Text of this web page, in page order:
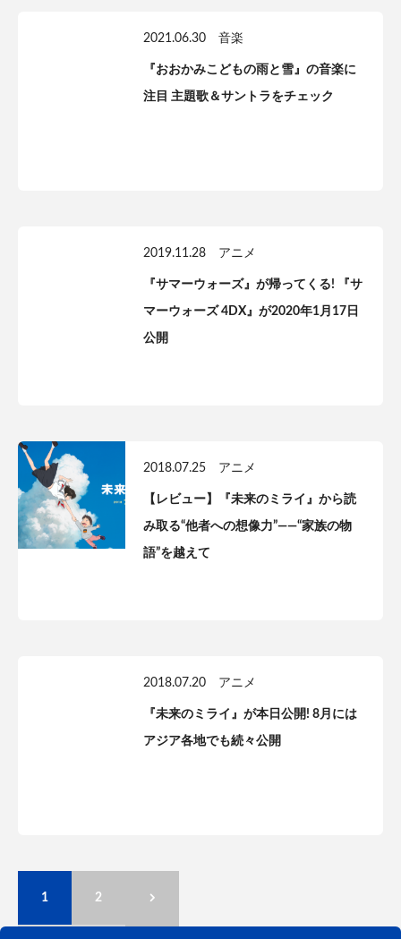
2021.06.30 音楽
『おおかみこどもの雨と雪』の音楽に
注目 主題歌＆サントラをチェック
2019.11.28 アニメ
『サマーウォーズ』が帰ってくる! 『サ
マーウォーズ 4DX』が2020年1月17日
公開
2018.07.25 アニメ
【レビュー】『未来のミライ』から読
み取る“他者への想像力”——“家族の物
語”を越えて
2018.07.20 アニメ
『未来のミライ』が本日公開! 8月には
アジア各地でも続々公開
1 2